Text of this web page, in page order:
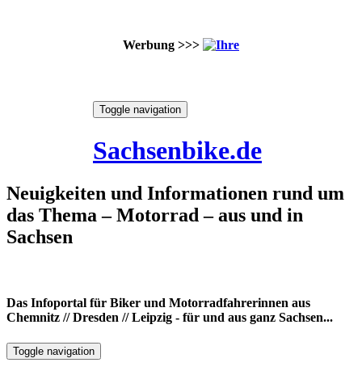
Werbung >>>
Toggle navigation
Sachsenbike.de
Neuigkeiten und Informationen rund um
das Thema – Motorrad – aus und in
Sachsen
Das Infoportal für Biker und Motorradfahrerinnen aus
Chemnitz // Dresden // Leipzig - für und aus ganz Sachsen...
Toggle navigation